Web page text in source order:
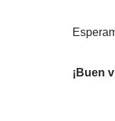
¡Buen